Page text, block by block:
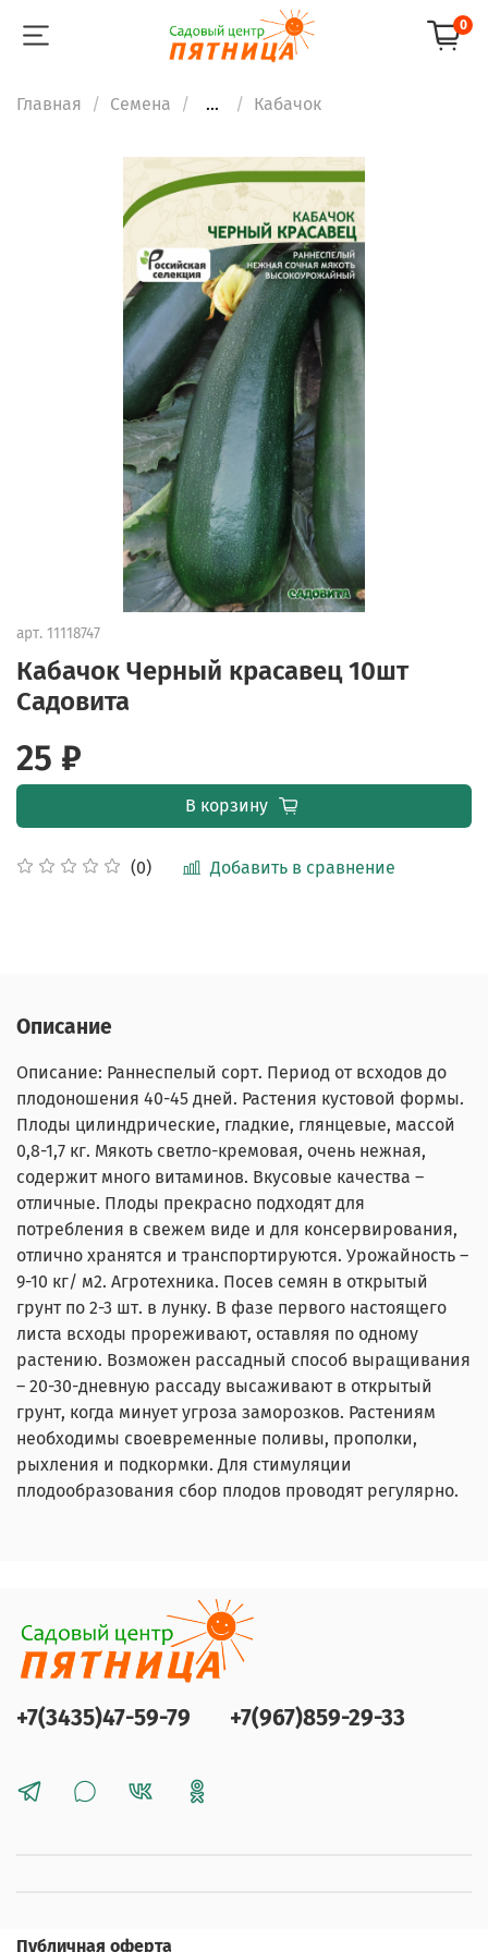
0
Главная Семена ... Кабачок
арт. 11118747
Кабачок Черный красавец 10шт
Садовита
(0) Добавить в сравнение
25 ₽
В корзину
Описание
Описание: Раннеспелый сорт. Период от всходов до
плодоношения 40-45 дней. Растения кустовой формы.
Плоды цилиндрические, гладкие, глянцевые, массой
0,8-1,7 кг. Мякоть светло-кремовая, очень нежная,
содержит много витаминов. Вкусовые качества –
отличные. Плоды прекрасно подходят для
потребления в свежем виде и для консервирования,
отлично хранятся и транспортируются. Урожайность –
9-10 кг/ м2. Агротехника. Посев семян в открытый
грунт по 2-3 шт. в лунку. В фазе первого настоящего
листа всходы прореживают, оставляя по одному
растению. Возможен рассадный способ выращивания
– 20-30-дневную рассаду высаживают в открытый
грунт, когда минует угроза заморозков. Растениям
необходимы своевременные поливы, прополки,
рыхления и подкормки. Для стимуляции
плодообразования сбор плодов проводят регулярно.
+7(3435)47-59-79 +7(967)859-29-33
Публичная оферта